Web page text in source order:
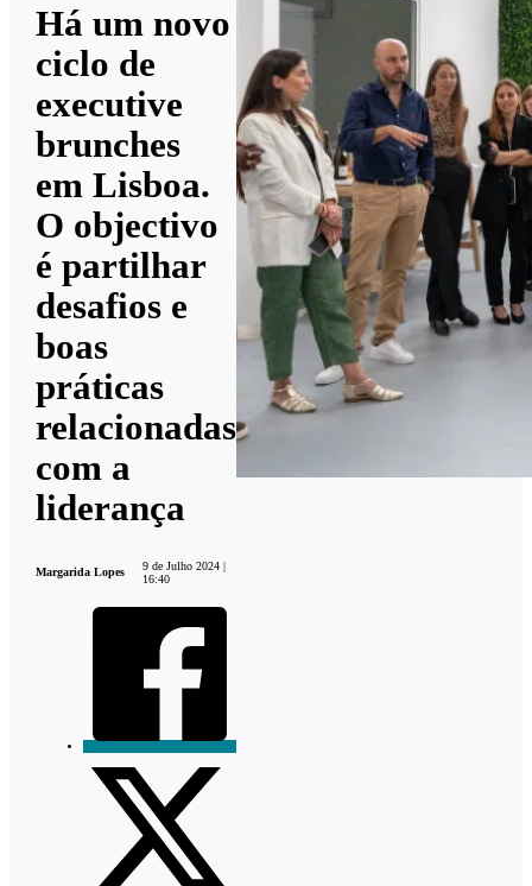
Há um novo
ciclo de
executive
brunches
em Lisboa.
O objectivo
é partilhar
desafios e
boas
práticas
relacionadas
com a
liderança
Margarida Lopes
9 de Julho 2024 |
16:40